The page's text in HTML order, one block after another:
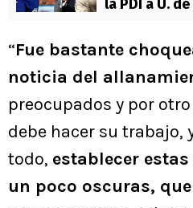
la PDI a U.
“Fue bastante
noticia del
preocupados y por
debe hacer su trabajo,
todo, establecer
un poco oscuras,